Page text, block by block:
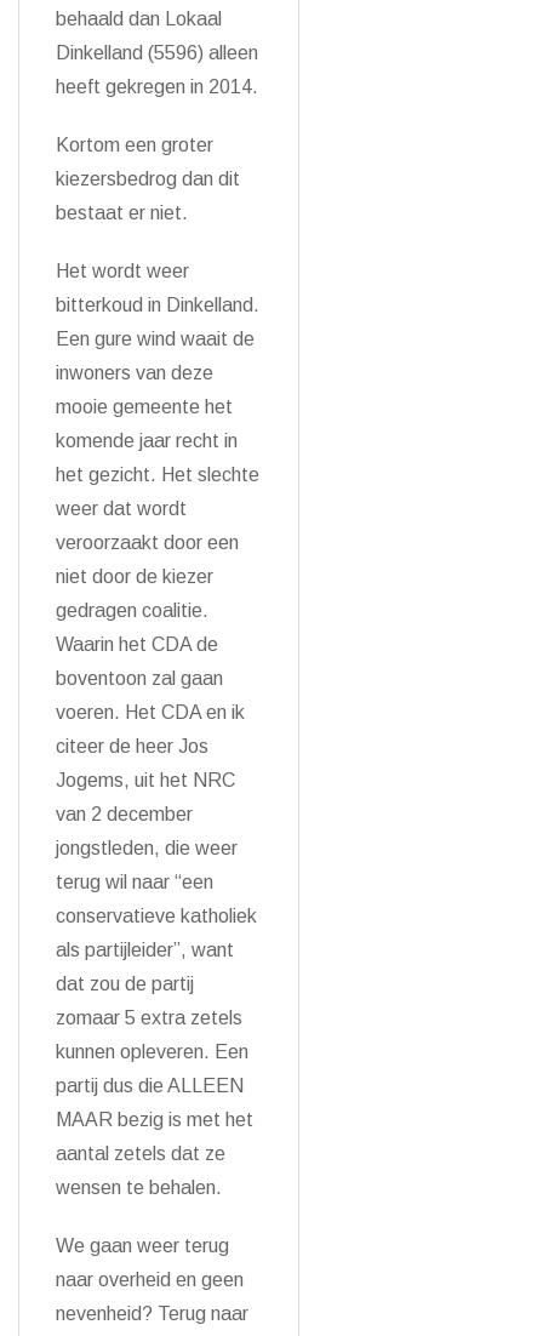
behaald dan Lokaal
Dinkelland (5596) alleen
heeft gekregen in 2014.
Kortom een groter
kiezersbedrog dan dit
bestaat er niet.
Het wordt weer
bitterkoud in Dinkelland.
Een gure wind waait de
inwoners van deze
mooie gemeente het
komende jaar recht in
het gezicht. Het slechte
weer dat wordt
veroorzaakt door een
niet door de kiezer
gedragen coalitie.
Waarin het CDA de
boventoon zal gaan
voeren. Het CDA en ik
citeer de heer Jos
Jogems, uit het NRC
van 2 december
jongstleden, die weer
terug wil naar “een
conservatieve katholiek
als partijleider”, want
dat zou de partij
zomaar 5 extra zetels
kunnen opleveren. Een
partij dus die ALLEEN
MAAR bezig is met het
aantal zetels dat ze
wensen te behalen.
We gaan weer terug
naar overheid en geen
nevenheid? Terug naar